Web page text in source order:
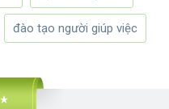
đào tạo người giúp việc